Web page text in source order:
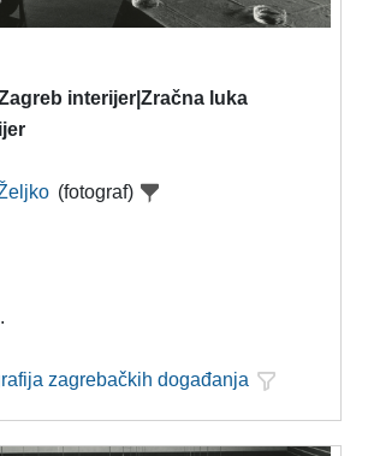
interijer|Zračna luka
(fotograf)
zagrebačkih događanja